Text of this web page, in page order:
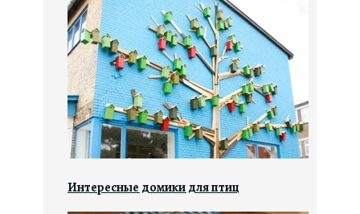
Интересные домики для птиц